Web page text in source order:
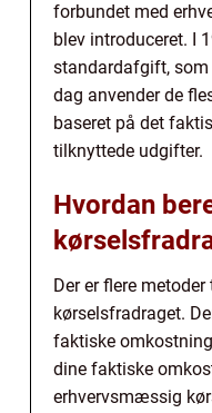
forbundet med
blev introduceret. I
standardafgift, som
dag anvender de
baseret på det
tilknyttede udgifter.
Hvordan
Der er flere
kørselsfradraget.
faktiske
dine faktiske
erhvervsmæssig